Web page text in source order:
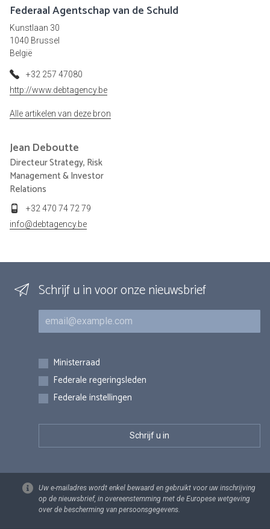
Federaal Agentschap van de Schuld
Kunstlaan 30
1040 Brussel
België
+32 257 47080
http://www.debtagency.be
Alle artikelen van deze bron
Jean Deboutte
Directeur Strategy, Risk
Management & Investor
Relations
+32 470 74 72 79
info@debtagency.be
Schrijf u in voor onze nieuwsbrief
E-mail
Inschrijvingen
Ministerraad
Federale regeringsleden
Federale instellingen
Uw e-mailadres wordt enkel bewaard en gebruikt voor uw inschrijving
op de nieuwsbrief, in overeenstemming met de Europese wetgeving
over de bescherming van persoonsgegevens.